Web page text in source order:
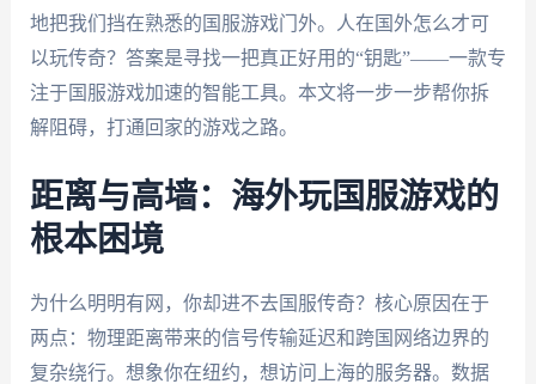
地把我们挡在熟悉的国服游戏门外。人在国外怎么才可
以玩传奇？答案是寻找一把真正好用的“钥匙”——一款专
注于国服游戏加速的智能工具。本文将一步一步帮你拆
解阻碍，打通回家的游戏之路。
距离与高墙：海外玩国服游戏的
根本困境
为什么明明有网，你却进不去国服传奇？核心原因在于
两点：物理距离带来的信号传输延迟和跨国网络边界的
复杂绕行。想象你在纽约，想访问上海的服务器。数据